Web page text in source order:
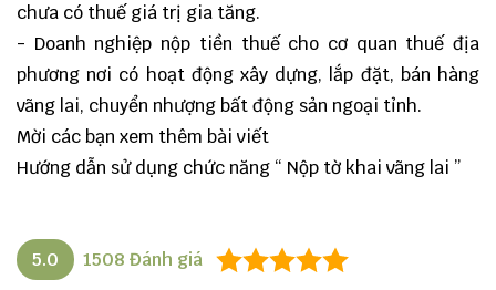
chưa có thuế giá trị gia tăng.
- Doanh nghiệp nộp tiền thuế cho cơ quan thuế địa
phương nơi có hoạt động xây dựng, lắp đặt, bán hàng
vãng lai, chuyển nhượng bất động sản ngoại tỉnh.
Mời các bạn xem thêm bài viết
Hướng dẫn sử dụng chức năng “ Nộp tờ khai vãng lai ”
5.0 1508 Đánh giá